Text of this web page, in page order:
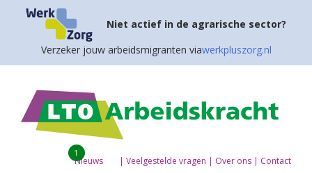
Niet actief in de agrarische sector?
Verzeker jouw arbeidsmigranten viawerkpluszorg.nl
Nieuws
1
| Veelgestelde vragen | Over ons | Contact